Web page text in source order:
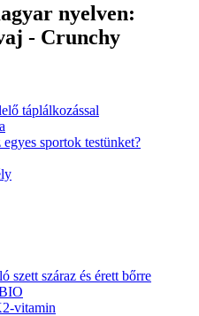
nyelven:
- Crunchy
táplálkozással
sportok testünket?
szett száraz és érett bőrre
vitamin